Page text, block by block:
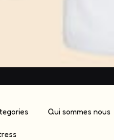
Qui sommes nous